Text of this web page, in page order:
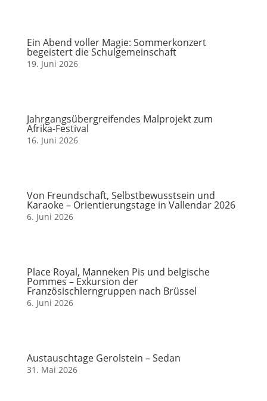
Ein Abend voller Magie: Sommerkonzert
begeistert die Schulgemeinschaft
19. Juni 2026
Jahrgangsübergreifendes Malprojekt zum
Afrika-Festival
16. Juni 2026
Von Freundschaft, Selbstbewusstsein und
Karaoke – Orientierungstage in Vallendar 2026
6. Juni 2026
Place Royal, Manneken Pis und belgische
Pommes – Exkursion der
Französischlerngruppen nach Brüssel
6. Juni 2026
Austauschtage Gerolstein – Sedan
31. Mai 2026